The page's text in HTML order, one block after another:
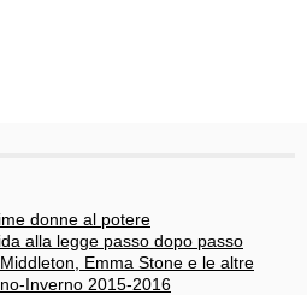
donne al potere
alla legge passo dopo passo
Emma Stone e le altre
Inverno 2015-2016